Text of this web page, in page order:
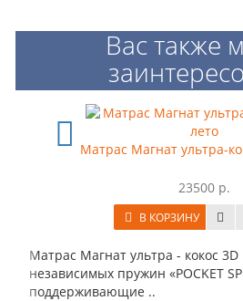
Вас также
Матрас Магнат ультра-кокос
23500 р.
В КОРЗИНУ
Магнат ультра - кокос 3D на
пружин «POCKET SPRING»
..